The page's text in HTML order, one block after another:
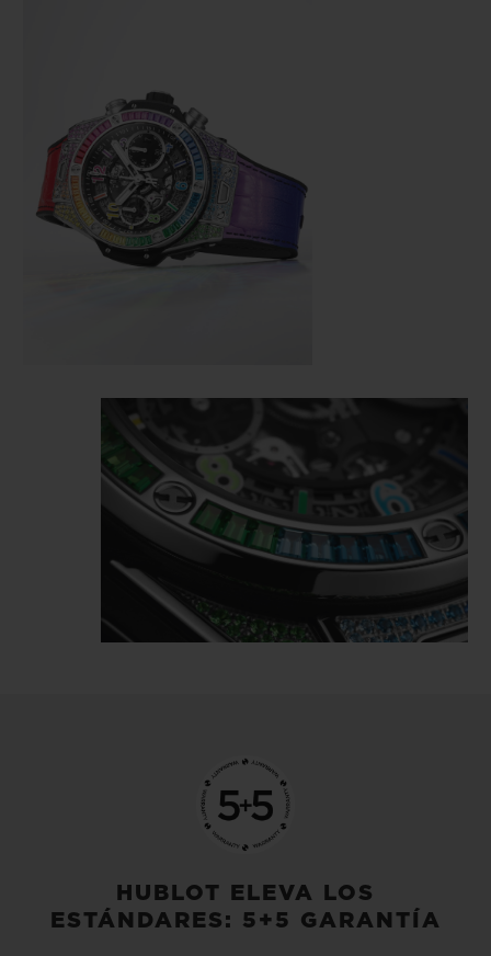
HUBLOT ELEVA LOS
ESTÁNDARES: 5+5 GARANTÍA